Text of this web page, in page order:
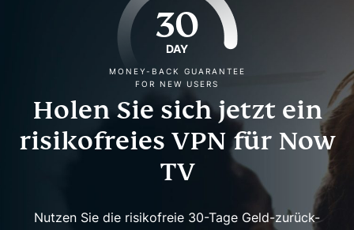
30
DAY
MONEY-BACK GUARANTEE
FOR NEW USERS
Holen Sie sich jetzt ein
risikofreies VPN für Now
TV
Nutzen Sie die risikofreie 30-Tage Geld-zurück-